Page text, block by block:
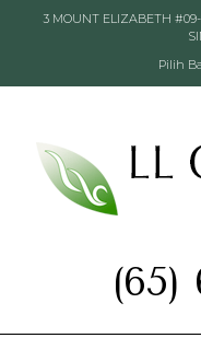
3 MOUNT ELIZABETH
Pilih
(65)